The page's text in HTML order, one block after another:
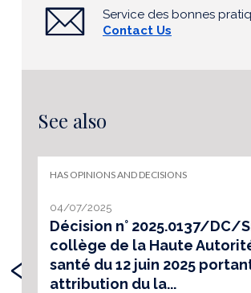
Service des bonnes
Contact Us
See also
HAS OPINIONS AND DECISIONS
04/07/2025
Décision n° 2025.0137/DC/
collège de la Haute
santé du 12 juin 2025
attribution du la...
‹